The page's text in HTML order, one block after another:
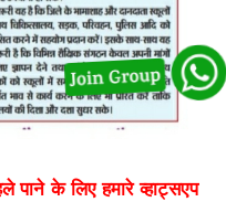
के लिए हमारे व्हाट्सएप